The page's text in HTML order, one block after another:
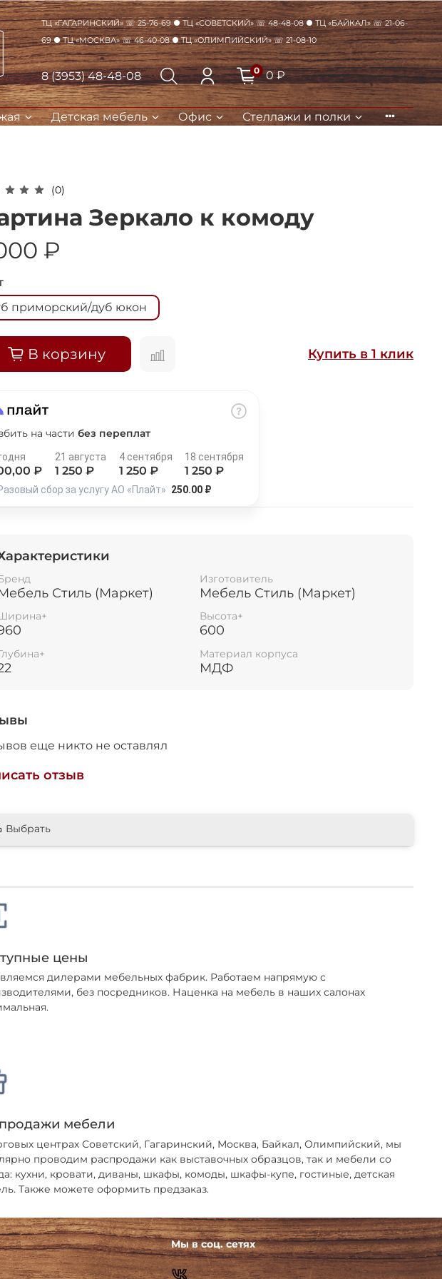
ТЦ «Гагаринский» ☏ 25-76-69 ● ТЦ «Советский» ☏ 48-48-08 ● ТЦ «Байкал» ☏ 21-06-
69 ● ТЦ «Москва» ☏ 46-40-08 ● ТЦ «Олимпийский» ☏ 21-08-10
8 (3953) 48-48-08 0 0 ₽
Детская мебель Офис
Стеллажи и полки
(0)
Зеркало к комоду
₽
приморский/дуб юкон
В корзину Купить в 1 клик
на части без переплат
,00 ₽
21 августа
1 250 ₽
4 сентября
1 250 ₽
18 сентября
1 250₽
сбор за услугу АО «Плайт» 250.00 ₽
Стиль (Маркет)
Изготовитель
Мебель Стиль (Маркет)
Высота+
600
Материал корпуса
МДФ
еще никто не оставлял
отзыв
Выбрать
цены
дилерами мебельных фабрик. Работаем напрямую с
без посредников. Наценка на мебель в наших салонах
мебели
центрах Советский, Гагаринский, Москва, Байкал, Олимпийский, мы
проводим распродажи как выставочных образцов, так и мебели со
кухни, кровати, диваны, шкафы, комоды, шкафы-купе, гостиные, детская
Также можете оформить предзаказ.
Мы в соц. сетях
25% картой любого банка
2 недели
51